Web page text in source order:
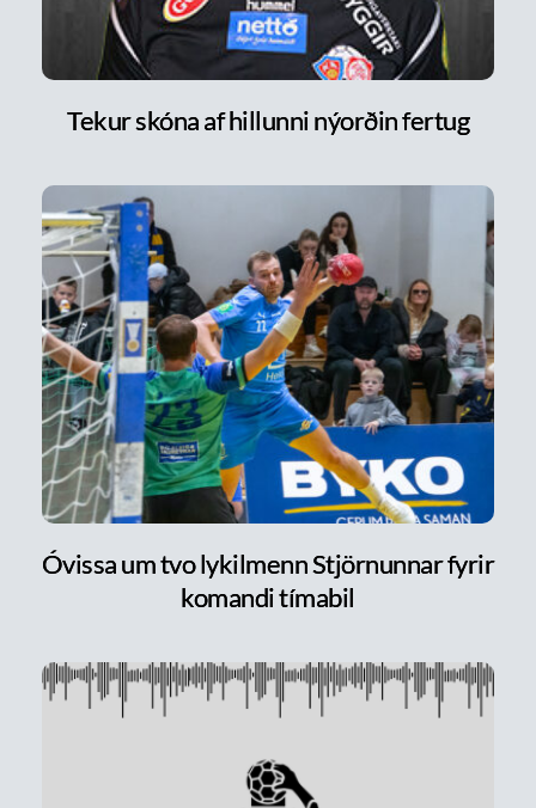
Tekur skóna af hillunni nýorðin fertug
Óvissa um tvo lykilmenn Stjörnunnar fyrir
komandi tímabil